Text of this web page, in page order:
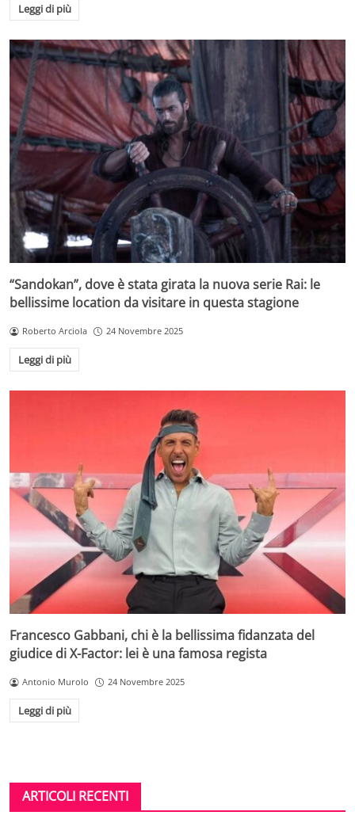
Leggi di più
“Sandokan”, dove è stata girata la nuova serie Rai: le
bellissime location da visitare in questa stagione
Roberto Arciola 24 Novembre 2025
Leggi di più
Francesco Gabbani, chi è la bellissima fidanzata del
giudice di X-Factor: lei è una famosa regista
Antonio Murolo 24 Novembre 2025
Leggi di più
ARTICOLI RECENTI